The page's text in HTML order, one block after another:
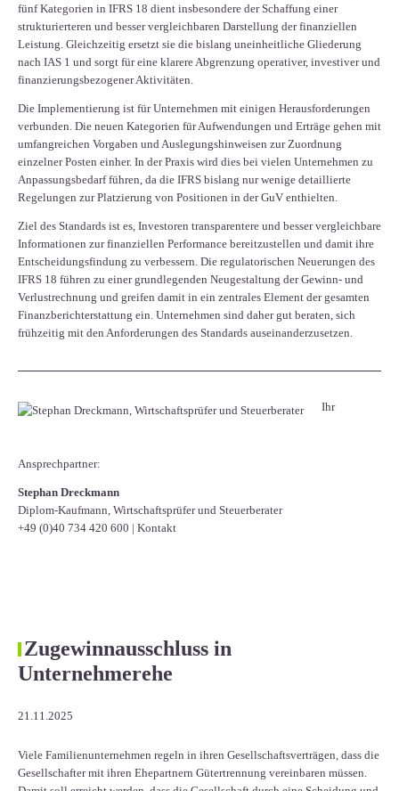
fünf Kategorien in IFRS 18 dient insbesondere der Schaffung einer
strukturierteren und besser vergleichbaren Darstellung der finanziellen
Leistung. Gleichzeitig ersetzt sie die bislang uneinheitliche Gliederung
nach IAS 1 und sorgt für eine klarere Abgrenzung operativer, investiver und
finanzierungsbezogener Aktivitäten.
Die Implementierung ist für Unternehmen mit einigen Herausforderungen
verbunden. Die neuen Kategorien für Aufwendungen und Erträge gehen mit
umfangreichen Vorgaben und Auslegungshinweisen zur Zuordnung
einzelner Posten einher. In der Praxis wird dies bei vielen Unternehmen zu
Anpassungsbedarf führen, da die IFRS bislang nur wenige detaillierte
Regelungen zur Platzierung von Positionen in der GuV enthielten.
Ziel des Standards ist es, Investoren transparentere und besser vergleichbare
Informationen zur finanziellen Performance bereitzustellen und damit ihre
Entscheidungsfindung zu verbessern. Die regulatorischen Neuerungen des
IFRS 18 führen zu einer grundlegenden Neugestaltung der Gewinn- und
Verlustrechnung und greifen damit in ein zentrales Element der gesamten
Finanzberichterstattung ein. Unternehmen sind daher gut beraten, sich
frühzeitig mit den Anforderungen des Standards auseinanderzusetzen.
Ihr
Ansprechpartner:
Stephan Dreckmann
Diplom-Kaufmann, Wirtschaftsprüfer und Steuerberater
+49 (0)40 734 420 600 | Kontakt
Zugewinnausschluss in
Unternehmerehe
21.11.2025
Viele Familienunternehmen regeln in ihren Gesellschaftsverträgen, dass die
Gesellschafter mit ihren Ehepartnern Gütertrennung vereinbaren müssen.